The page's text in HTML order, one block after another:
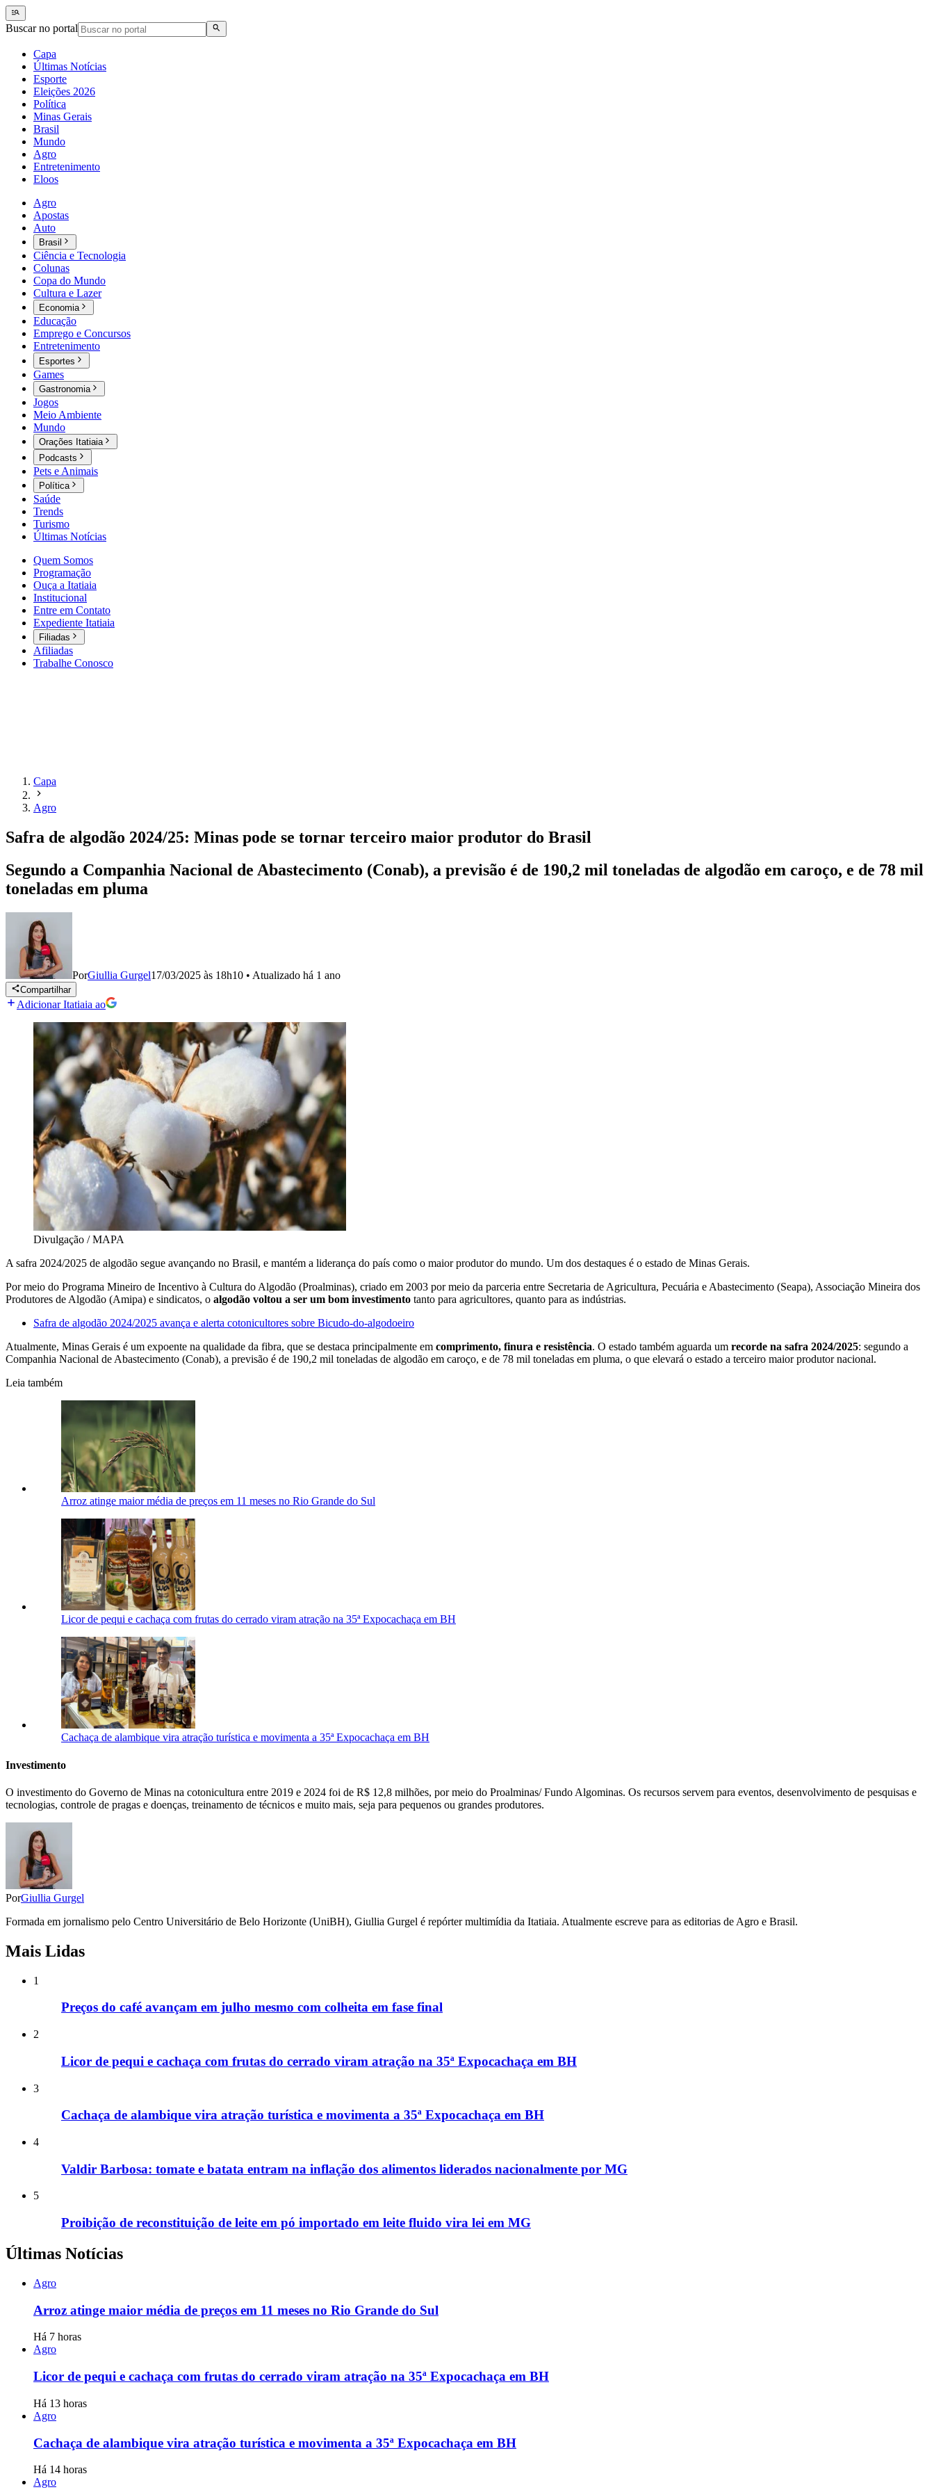
Buscar no portal
Capa
Últimas Notícias
Esporte
Eleições 2026
Política
Minas Gerais
Brasil
Mundo
Agro
Entretenimento
Eloos
Agro
Apostas
Auto
Brasil
Ciência e Tecnologia
Colunas
Copa do Mundo
Cultura e Lazer
Economia
Educação
Emprego e Concursos
Entretenimento
Esportes
Games
Gastronomia
Jogos
Meio Ambiente
Mundo
Orações Itatiaia
Podcasts
Pets e Animais
Política
Saúde
Trends
Turismo
Últimas Notícias
Quem Somos
Programação
Ouça a Itatiaia
Institucional
Entre em Contato
Expediente Itatiaia
Filiadas
Afiliadas
Trabalhe Conosco
Capa
Agro
Safra de algodão 2024/25: Minas pode se tornar terceiro maior produtor do Brasil
Segundo a Companhia Nacional de Abastecimento (Conab), a previsão é de 190,2 mil toneladas de algodão em caroço, e de 78 mil
toneladas em pluma
PorGiullia Gurgel17/03/2025 às 18h10 • Atualizado há 1 ano
Compartilhar
Adicionar Itatiaia ao
Divulgação / MAPA
A safra 2024/2025 de algodão segue avançando no Brasil, e mantém a liderança do país como o maior produtor do mundo. Um dos destaques é o estado de Minas Gerais.
Por meio do Programa Mineiro de Incentivo à Cultura do Algodão (Proalminas), criado em 2003 por meio da parceria entre Secretaria de Agricultura, Pecuária e Abastecimento (Seapa), Associação Mineira dos
Produtores de Algodão (Amipa) e sindicatos, o algodão voltou a ser um bom investimento tanto para agricultores, quanto para as indústrias.
Safra de algodão 2024/2025 avança e alerta cotonicultores sobre Bicudo-do-algodoeiro
Atualmente, Minas Gerais é um expoente na qualidade da fibra, que se destaca principalmente em comprimento, finura e resistência. O estado também aguarda um recorde na safra 2024/2025: segundo a
Companhia Nacional de Abastecimento (Conab), a previsão é de 190,2 mil toneladas de algodão em caroço, e de 78 mil toneladas em pluma, o que elevará o estado a terceiro maior produtor nacional.
Leia também
Arroz atinge maior média de preços em 11 meses no Rio Grande do Sul
Licor de pequi e cachaça com frutas do cerrado viram atração na 35ª Expocachaça em BH
Cachaça de alambique vira atração turística e movimenta a 35ª Expocachaça em BH
Investimento
O investimento do Governo de Minas na cotonicultura entre 2019 e 2024 foi de R$ 12,8 milhões, por meio do Proalminas/ Fundo Algominas. Os recursos servem para eventos, desenvolvimento de pesquisas e
tecnologias, controle de pragas e doenças, treinamento de técnicos e muito mais, seja para pequenos ou grandes produtores.
PorGiullia Gurgel
Formada em jornalismo pelo Centro Universitário de Belo Horizonte (UniBH), Giullia Gurgel é repórter multimídia da Itatiaia. Atualmente escreve para as editorias de Agro e Brasil.
Mais Lidas
1
Preços do café avançam em julho mesmo com colheita em fase final
2
Licor de pequi e cachaça com frutas do cerrado viram atração na 35ª Expocachaça em BH
3
Cachaça de alambique vira atração turística e movimenta a 35ª Expocachaça em BH
4
Valdir Barbosa: tomate e batata entram na inflação dos alimentos liderados nacionalmente por MG
5
Proibição de reconstituição de leite em pó importado em leite fluido vira lei em MG
Últimas Notícias
Agro
Arroz atinge maior média de preços em 11 meses no Rio Grande do Sul
Há 7 horas
Agro
Licor de pequi e cachaça com frutas do cerrado viram atração na 35ª Expocachaça em BH
Há 13 horas
Agro
Cachaça de alambique vira atração turística e movimenta a 35ª Expocachaça em BH
Há 14 horas
Agro